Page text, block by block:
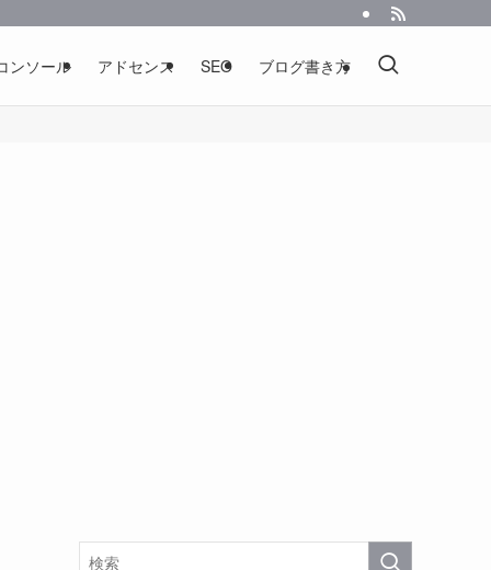
ンソール アドセンス SEO ブログ書き方